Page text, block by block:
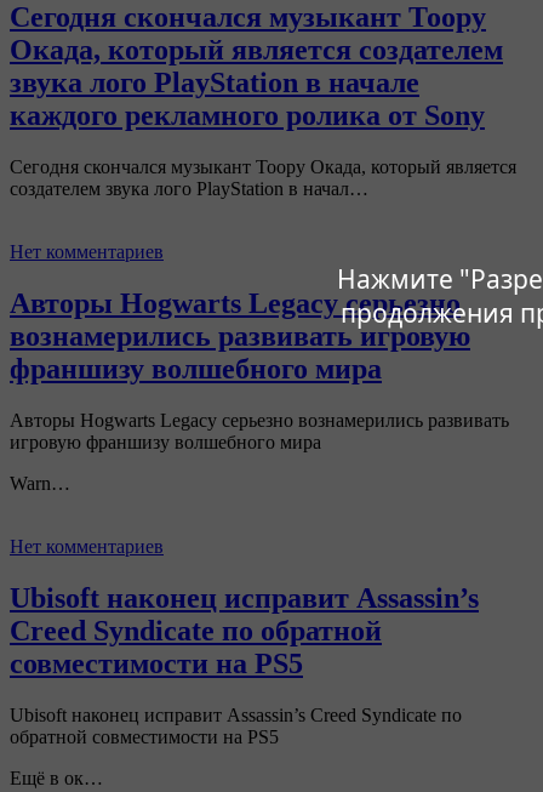
Нажмите
продолжения
Сегодня скончался музыкант Тоору
Окада, который является создателем
звука лого PlayStation в начале
каждого рекламного ролика от Sony
Сегодня скончался музыкант Тоору Окада, который является
создателем звука лого PlayStation в начал…
Нет комментариев
Авторы Hogwarts Legacy серьезно
вознамерились развивать игровую
франшизу волшебного мира
Авторы Hogwarts Legacy серьезно вознамерились развивать
игровую франшизу волшебного мира
Warn…
Нет комментариев
Ubisoft наконец исправит Assassin’s
Creed Syndicate по обратной
совместимости на PS5
Ubisoft наконец исправит Assassin’s Creed Syndicate по
обратной совместимости на PS5
Ещё в ок…